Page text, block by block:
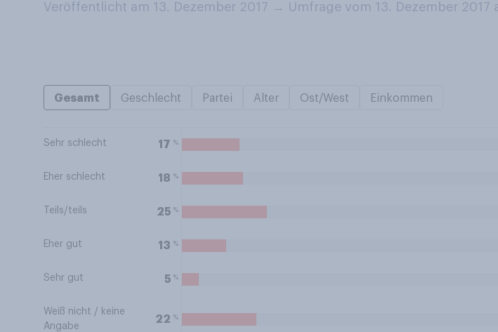
Veröffentlicht am 13. Dezember 2017 → Umfrage vom 13. Dezember 2017
Gesamt Geschlecht Partei Alter Ost/West Einkommen
Sehr schlecht 17 %
Eher schlecht 18 %
Teils/teils 25 %
Eher gut 13 %
Sehr gut 5 %
Weiß nicht / keine
Angabe
22 %